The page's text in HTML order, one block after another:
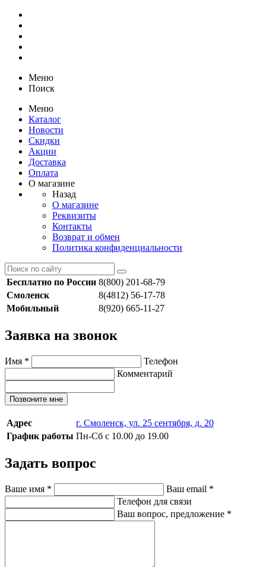
Меню
Поиск
Меню
Каталог
Новости
Скидки
Акции
Доставка
Оплата
О магазине
Назад
О магазине
Реквизиты
Контакты
Возврат и обмен
Политика конфиденциальности
Бесплатно по России 8(800) 201-68-79
Смоленск
8(4812) 56-17-78
Мобильный
8(920) 665-11-27
Заявка на звонок
Имя *
Телефон
Комментарий
Позвоните мне
Адрес
г. Смоленск, ул. 25 сентября, д. 20
График работы Пн-Сб с 10.00 до 19.00
Задать вопрос
Ваше имя * Ваш email *
Телефон для связи
Ваш вопрос, предложение *